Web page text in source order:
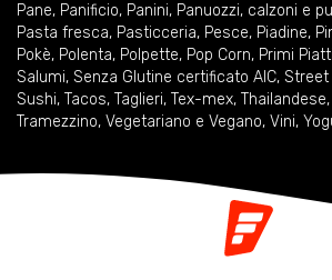
Pane, Panificio, Panini, Panuozzi, calzoni e
Pasta fresca, Pasticceria, Pesce, Piadine,
Pokè, Polenta, Polpette, Pop Corn, Primi Piatti
Salumi, Senza Glutine certificato AIC, Street
Sushi, Tacos, Taglieri, Tex-mex, Thailandese,
Tramezzino, Vegetariano e Vegano, Vini,